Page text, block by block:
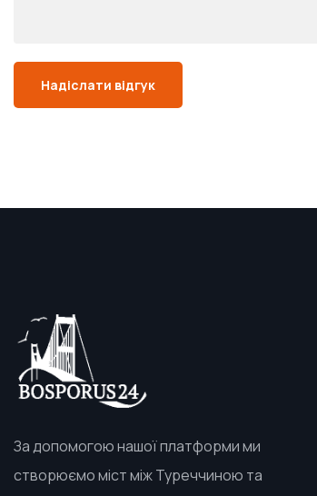
За допомогою нашої платформи ми
створюємо міст між Туреччиною та